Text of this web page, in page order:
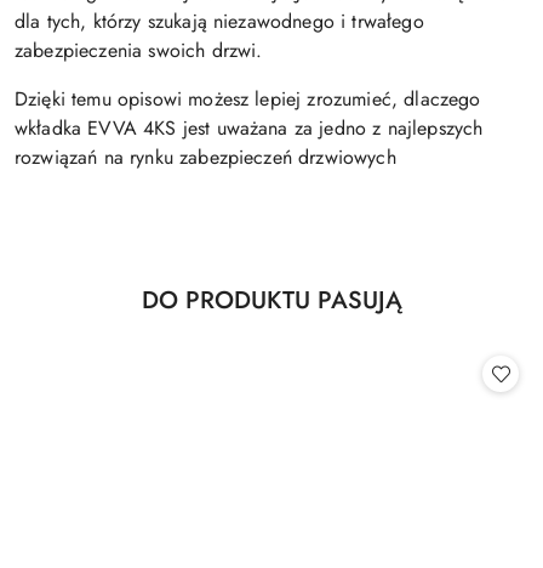
dla tych, którzy szukają niezawodnego i trwałego
zabezpieczenia swoich drzwi.
Dzięki temu opisowi możesz lepiej zrozumieć, dlaczego
wkładka EVVA 4KS jest uważana za jedno z najlepszych
rozwiązań na rynku zabezpieczeń drzwiowych
Pomiń karuzelę produktów
Produkty
DO PRODUKTU PASUJĄ